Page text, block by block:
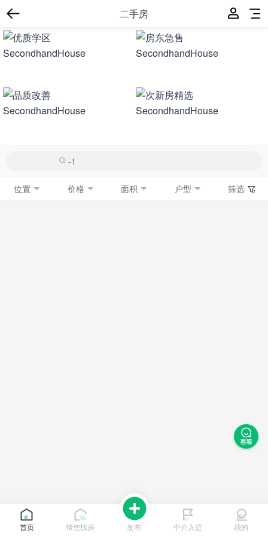
二手房
位置 价格 面积 户型 筛选
首页 帮您找房 发布 中介入驻 我的